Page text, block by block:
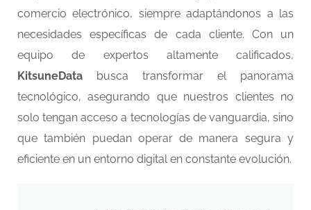
comercio electrónico, siempre adaptándonos a las
necesidades específicas de cada cliente. Con un
equipo de expertos altamente calificados,
KitsuneData busca transformar el panorama
tecnológico, asegurando que nuestros clientes no
solo tengan acceso a tecnologías de vanguardia, sino
que también puedan operar de manera segura y
eficiente en un entorno digital en constante evolución.